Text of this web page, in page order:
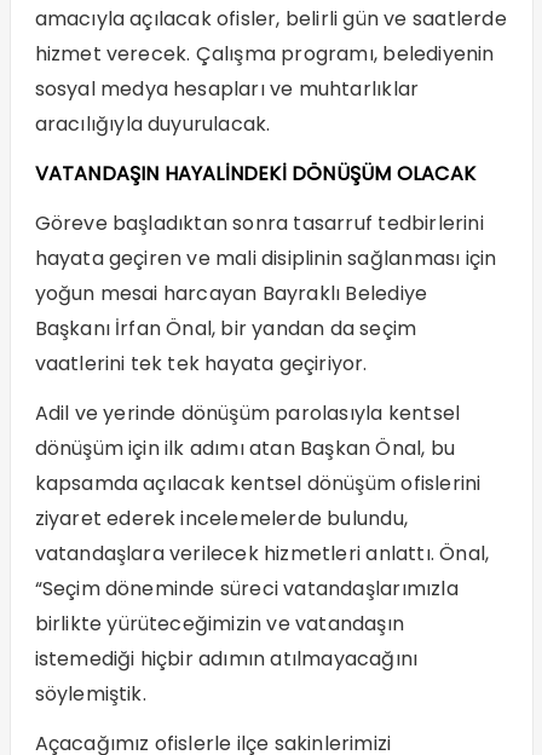
amacıyla açılacak ofisler, belirli gün ve saatlerde
hizmet verecek. Çalışma programı, belediyenin
sosyal medya hesapları ve muhtarlıklar
aracılığıyla duyurulacak.
VATANDAŞIN HAYALİNDEKİ DÖNÜŞÜM OLACAK
Göreve başladıktan sonra tasarruf tedbirlerini
hayata geçiren ve mali disiplinin sağlanması için
yoğun mesai harcayan Bayraklı Belediye
Başkanı İrfan Önal, bir yandan da seçim
vaatlerini tek tek hayata geçiriyor.
Adil ve yerinde dönüşüm parolasıyla kentsel
dönüşüm için ilk adımı atan Başkan Önal, bu
kapsamda açılacak kentsel dönüşüm ofislerini
ziyaret ederek incelemelerde bulundu,
vatandaşlara verilecek hizmetleri anlattı. Önal,
“Seçim döneminde süreci vatandaşlarımızla
birlikte yürüteceğimizin ve vatandaşın
istemediği hiçbir adımın atılmayacağını
söylemiştik.
Açacağımız ofislerle ilçe sakinlerimizi